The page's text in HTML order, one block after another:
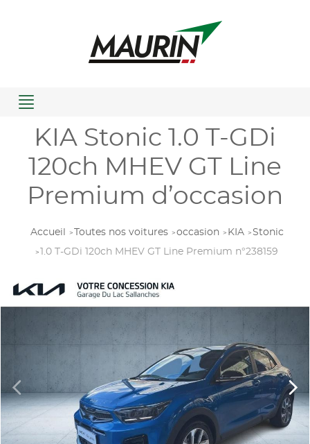
Menu
KIA Stonic 1.0 T-GDi
120ch MHEV GT Line
Premium d’occasion
Accueil Toutes nos voitures occasion KIA
Stonic
1.0 T-GDi 120ch MHEV GT Line Premium n°238159